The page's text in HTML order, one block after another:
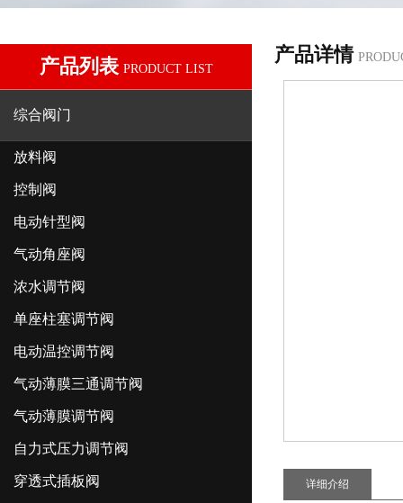
产品列表 PRODUCT LIST
综合阀门
放料阀
控制阀
电动针型阀
气动角座阀
浓水调节阀
单座柱塞调节阀
电动温控调节阀
气动薄膜三通调节阀
气动薄膜调节阀
自力式压力调节阀
穿透式插板阀
产品详情
详细介绍